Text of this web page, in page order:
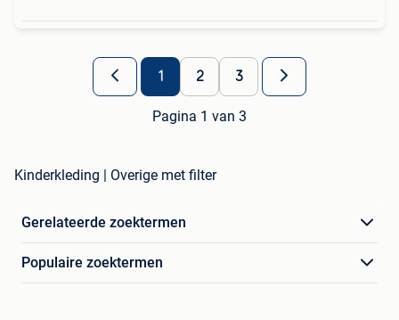
1 2 3
Pagina 1 van 3
Kinderkleding | Overige met filter
Gerelateerde zoektermen
Populaire zoektermen